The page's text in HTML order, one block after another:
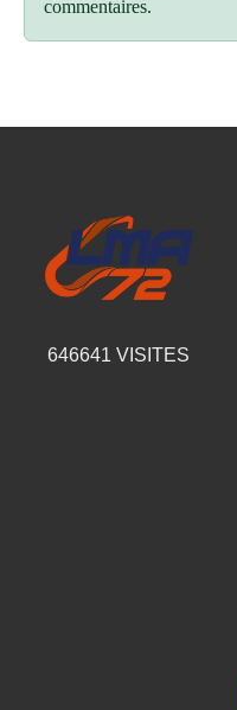
commentaires.
646641 VISITES